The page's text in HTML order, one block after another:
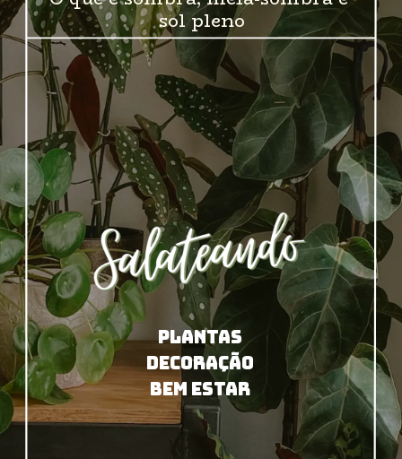
sol pleno
PLANTAS
DECORAÇÃO
BEM ESTAR